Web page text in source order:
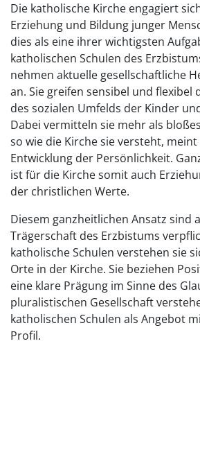
Die katholische Kirche engagiert
Erziehung und Bildung junger
dies als eine ihrer wichtigsten
katholischen Schulen des
nehmen aktuelle gesellschaftliche
an. Sie greifen sensibel und flexibel
des sozialen Umfelds der Kinder
Dabei vermitteln sie mehr als
so wie die Kirche sie versteht,
Entwicklung der Persönlichkeit.
ist für die Kirche somit auch
der christlichen Werte.
Diesem ganzheitlichen Ansatz sind
Trägerschaft des Erzbistums
katholische Schulen verstehen sie
Orte in der Kirche. Sie beziehen
eine klare Prägung im Sinne des
pluralistischen Gesellschaft
katholischen Schulen als Angebot
Profil.